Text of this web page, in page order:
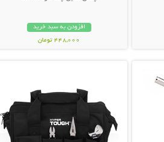
افزودن به سبد خرید
448,000 تومان